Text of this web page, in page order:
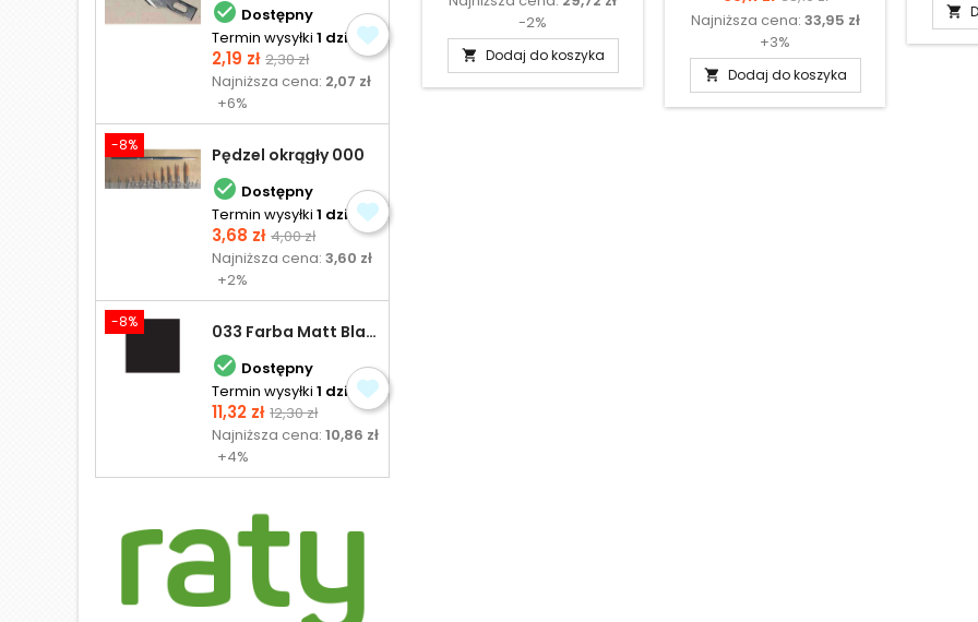
 Dostępny
Termin wysyłki 1 dzień
Cena
2,19 zł Cena
podstawowa
2,30 zł
Najniższa cena: 2,07 zł
+6%
-8% Pędzel okrągły 000
 Dostępny
Termin wysyłki 1 dzień
Cena
3,68 zł Cena
podstawowa
4,00 zł
Najniższa cena:3,60 zł
+2%
-8% 033 Farba Matt Black - olejna
 Dostępny
Termin wysyłki 1 dzień
Cena
11,32 zł Cena
podstawowa
12,30 zł
Najniższa cena:10,86 zł
+4%
-2%
 Dodaj do koszyka
podstawowa
Najniższa cena: 33,95 zł
+3%
 Dodaj do koszyka
